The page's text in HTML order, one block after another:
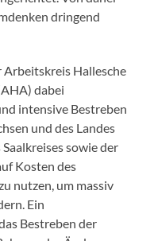
dringend
Hallesche
dabei
intensive Bestreben
und des Landes
sowie der
Kosten des
nutzen, um massiv
Ein
Bestreben der